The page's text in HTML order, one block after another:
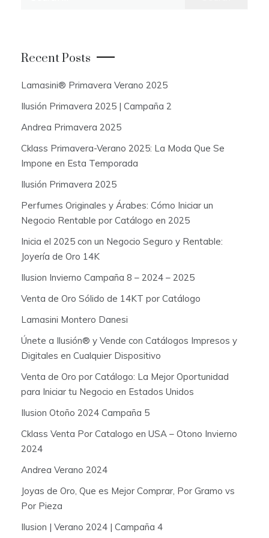
h
f
r
Recent Posts
Lamasini® Primavera Verano 2025
Ilusión Primavera 2025 | Campaña 2
Andrea Primavera 2025
Cklass Primavera-Verano 2025: La Moda Que Se
Impone en Esta Temporada
Ilusión Primavera 2025
Perfumes Originales y Árabes: Cómo Iniciar un
Negocio Rentable por Catálogo en 2025
Inicia el 2025 con un Negocio Seguro y Rentable:
Joyería de Oro 14K
Ilusion Invierno Campaña 8 – 2024 – 2025
Venta de Oro Sólido de 14KT por Catálogo
Lamasini Montero Danesi
Únete a Ilusión® y Vende con Catálogos Impresos y
Digitales en Cualquier Dispositivo
Venta de Oro por Catálogo: La Mejor Oportunidad
para Iniciar tu Negocio en Estados Unidos
Ilusion Otoño 2024 Campaña 5
Cklass Venta Por Catalogo en USA – Otono Invierno
2024
Andrea Verano 2024
Joyas de Oro, Que es Mejor Comprar, Por Gramo vs
Por Pieza
Ilusion | Verano 2024 | Campaña 4